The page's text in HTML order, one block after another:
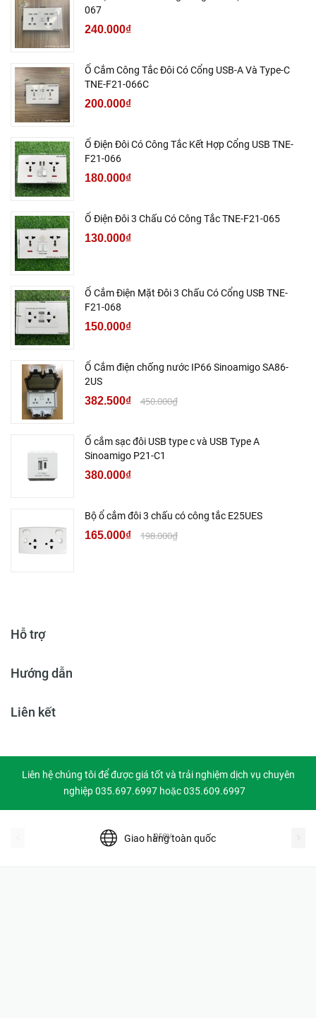
067
240.000₫
Ổ Cắm Công Tắc Đôi Có Cổng USB-A Và Type-C
TNE-F21-066C
200.000₫
Ổ Điện Đôi Có Công Tắc Kết Hợp Cổng USB TNE-
F21-066
180.000₫
Ổ Điện Đôi 3 Chấu Có Công Tắc TNE-F21-065
130.000₫
Ổ Cắm Điện Mặt Đôi 3 Chấu Có Cổng USB TNE-
F21-068
150.000₫
Ổ Cắm điện chống nước IP66 Sinoamigo SA86-
2US
382.500₫ 450.000₫
Ổ cắm sạc đôi USB type c và USB Type A
Sinoamigo P21-C1
380.000₫
Bộ ổ cắm đôi 3 chấu có công tắc E25UES
165.000₫ 198.000₫
Hỗ trợ
Hướng dẫn
Liên kết
Liên hệ chúng tôi để được giá tốt và trải nghiệm dịch vụ chuyên
nghiệp 035.697.6997 hoặc 035.609.6997
Giao hàng toàn quốc
prev